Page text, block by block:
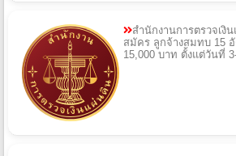
สำนักงานการตรวจเงิ
สมัคร ลูกจ้างสมทบ 15 อั
15,000 บาท ตั้งแต่วันที่